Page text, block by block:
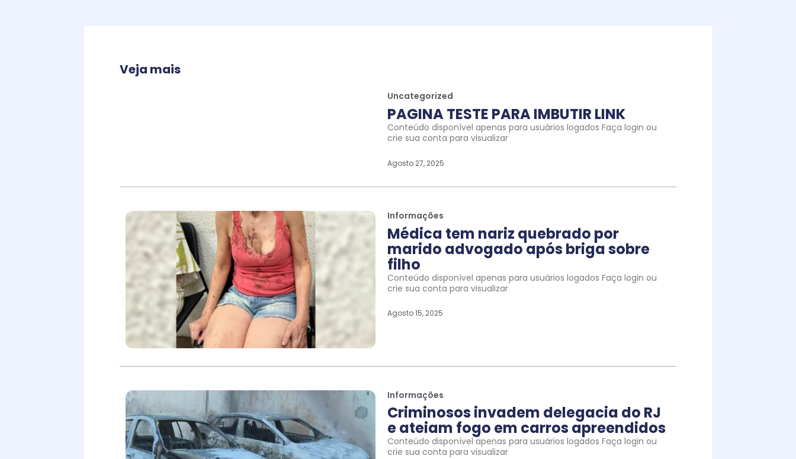
Veja mais
Uncategorized
PAGINA TESTE PARA IMBUTIR LINK
Conteúdo disponível apenas para usuários logados Faça login ou
crie sua conta para visualizar
Agosto 27, 2025
Informações
Médica tem nariz quebrado por
marido advogado após briga sobre
filho
Conteúdo disponível apenas para usuários logados Faça login ou
crie sua conta para visualizar
Agosto 15, 2025
Informações
Criminosos invadem delegacia do RJ
e ateiam fogo em carros apreendidos
Conteúdo disponível apenas para usuários logados Faça login ou
crie sua conta para visualizar